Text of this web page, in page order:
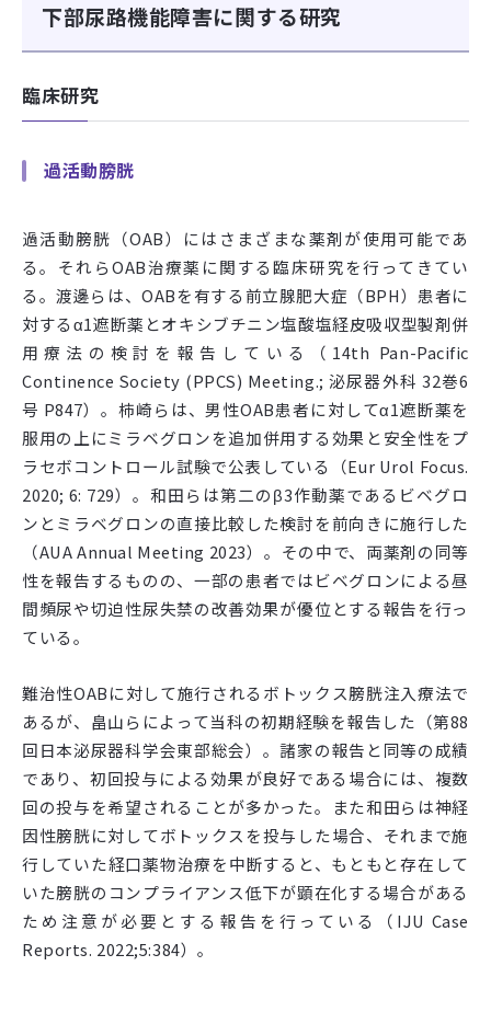
下部尿路機能障害に関する研究
臨床研究
過活動膀胱
過活動膀胱（OAB）にはさまざまな薬剤が使用可能であ
る。それらOAB治療薬に関する臨床研究を行ってきてい
る。渡邊らは、OABを有する前立腺肥大症（BPH）患者に
対するα1遮断薬とオキシブチニン塩酸塩経皮吸収型製剤併
用療法の検討を報告している（ 14th Pan-Pacific
Continence Society (PPCS) Meeting.; 泌尿器外科 32巻6
号 P847）。柿崎らは、男性OAB患者に対してα1遮断薬を
服用の上にミラベグロンを追加併用する効果と安全性をプ
ラセボコントロール試験で公表している（Eur Urol Focus.
2020; 6: 729）。和田らは第二のβ3作動薬であるビベグロ
ンとミラベグロンの直接比較した検討を前向きに施行した
（AUA Annual Meeting 2023）。その中で、両薬剤の同等
性を報告するものの、一部の患者ではビベグロンによる昼
間頻尿や切迫性尿失禁の改善効果が優位とする報告を行っ
ている。
難治性OABに対して施行されるボトックス膀胱注入療法で
あるが、畠山らによって当科の初期経験を報告した（第88
回日本泌尿器科学会東部総会）。諸家の報告と同等の成績
であり、初回投与による効果が良好である場合には、複数
回の投与を希望されることが多かった。また和田らは神経
因性膀胱に対してボトックスを投与した場合、それまで施
行していた経口薬物治療を中断すると、もともと存在して
いた膀胱のコンプライアンス低下が顕在化する場合がある
ため注意が必要とする報告を行っている（ IJU Case
Reports. 2022;5:384）。